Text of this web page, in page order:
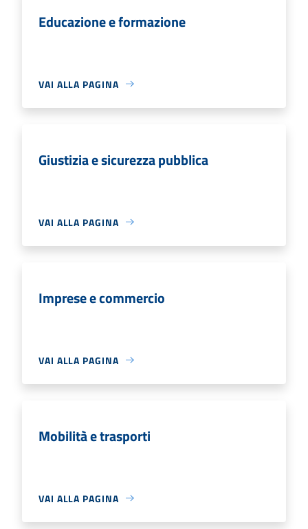
Educazione e formazione
VAI ALLA PAGINA
Giustizia e sicurezza pubblica
VAI ALLA PAGINA
Imprese e commercio
VAI ALLA PAGINA
Mobilità e trasporti
VAI ALLA PAGINA